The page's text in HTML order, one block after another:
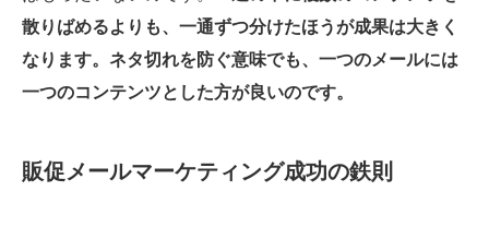
散りばめるよりも、一通ずつ分けたほうが成果は大きく
なります。ネタ切れを防ぐ意味でも、一つのメールには
一つのコンテンツとした方が良いのです。
販促メールマーケティング成功の鉄則